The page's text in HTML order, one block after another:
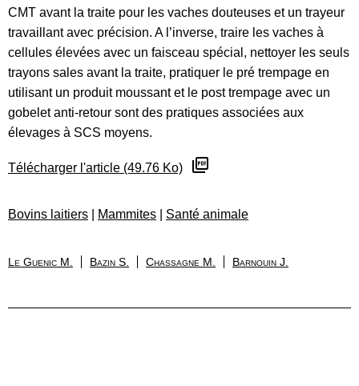
CMT avant la traite pour les vaches douteuses et un trayeur
travaillant avec précision. A l’inverse, traire les vaches à
cellules élevées avec un faisceau spécial, nettoyer les seuls
trayons sales avant la traite, pratiquer le pré trempage en
utilisant un produit moussant et le post trempage avec un
gobelet anti-retour sont des pratiques associées aux
élevages à SCS moyens.
Télécharger l'article (49.76 Ko)
Bovins laitiers Mammites Santé animale
Le Guenic M. Bazin S. Chassagne M. Barnouin J.